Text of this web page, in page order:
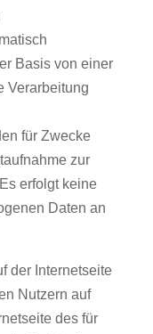
Basis von einer
Verarbeitung
für Zwecke
zur
erfolgt keine
Daten an
der Internetseite
Nutzern auf
des für